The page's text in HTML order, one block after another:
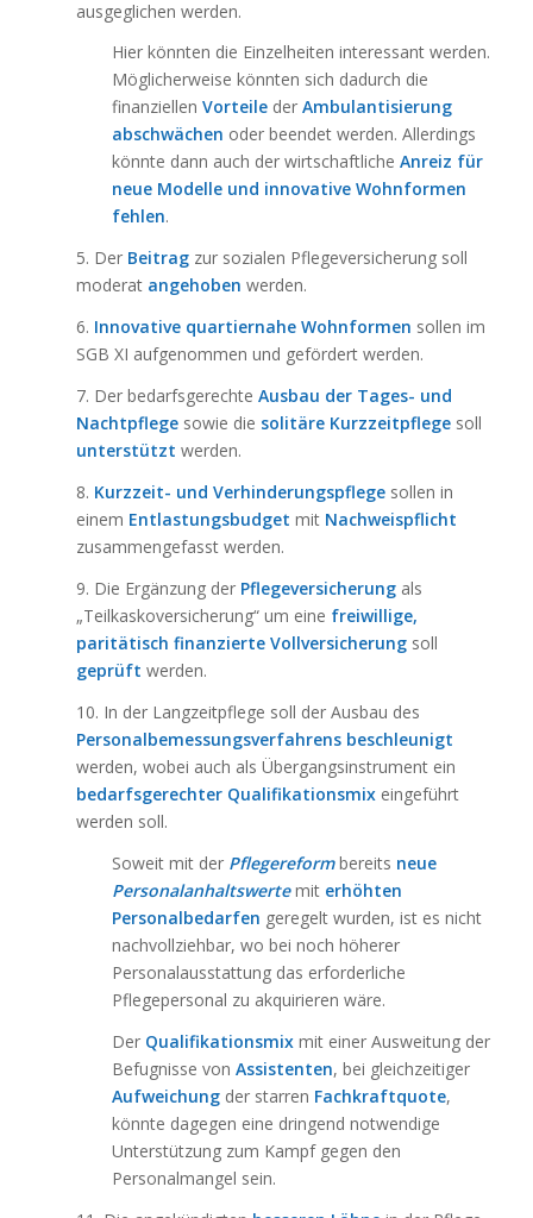
ausgeglichen werden.
Hier könnten die Einzelheiten interessant werden.
Möglicherweise könnten sich dadurch die
finanziellen Vorteileder Ambulantisierung
abschwächen oder beendet werden. Allerdings
könnte dann auch der wirtschaftliche Anreiz für
neue Modelle und innovative Wohnformen
fehlen.
5. Der Beitragzur sozialen Pflegeversicherung soll
moderat angehoben werden.
6. Innovative quartiernahe Wohnformen sollen im
SGB XI aufgenommen und gefördert werden.
7. Der bedarfsgerechte Ausbau der Tages- und
Nachtpflegesowie die solitäre Kurzzeitpflegesoll
unterstützt werden.
8. Kurzzeit- und Verhinderungspflegesollen in
einem Entlastungsbudget mit Nachweispflicht
zusammengefasst werden.
9. Die Ergänzung der Pflegeversicherungals
„Teilkaskoversicherung“ um eine freiwillige,
paritätisch finanzierte Vollversicherungsoll
geprüft werden.
10. In der Langzeitpflege soll der Ausbau des
Personalbemessungsverfahrens beschleunigt
werden, wobei auch als Übergangsinstrument ein
bedarfsgerechter Qualifikationsmixeingeführt
werden soll.
Soweit mit der Pflegereform bereits neue
Personalanhaltswertemit erhöhten
Personalbedarfen geregelt wurden, ist es nicht
nachvollziehbar, wo bei noch höherer
Personalausstattung das erforderliche
Pflegepersonal zu akquirieren wäre.
Der Qualifikationsmixmit einer Ausweitung der
Befugnisse von Assistenten, bei gleichzeitiger
Aufweichungder starren Fachkraftquote,
könnte dagegen eine dringend notwendige
Unterstützung zum Kampf gegen den
Personalmangel sein.